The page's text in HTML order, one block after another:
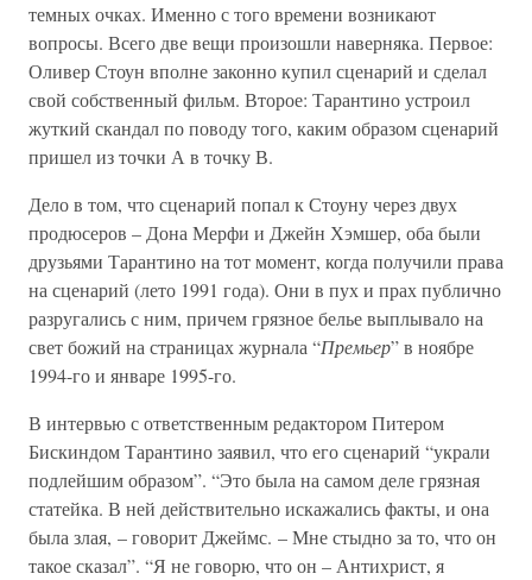
темных очках. Именно с того времени возникают
вопросы. Всего две вещи произошли наверняка. Первое:
Оливер Стоун вполне законно купил сценарий и сделал
свой собственный фильм. Второе: Тарантино устроил
жуткий скандал по поводу того, каким образом сценарий
пришел из точки А в точку В.
Дело в том, что сценарий попал к Стоуну через двух
продюсеров – Дона Мерфи и Джейн Хэмшер, оба были
друзьями Тарантино на тот момент, когда получили права
на сценарий (лето 1991 года). Они в пух и прах публично
разругались с ним, причем грязное белье выплывало на
свет божий на страницах журнала “Премьер” в ноябре
1994-го и январе 1995-го.
В интервью с ответственным редактором Питером
Бискиндом Тарантино заявил, что его сценарий “украли
подлейшим образом”. “Это была на самом деле грязная
статейка. В ней действительно искажались факты, и она
была злая, – говорит Джеймс. – Мне стыдно за то, что он
такое сказал”. “Я не говорю, что он – Антихрист, я